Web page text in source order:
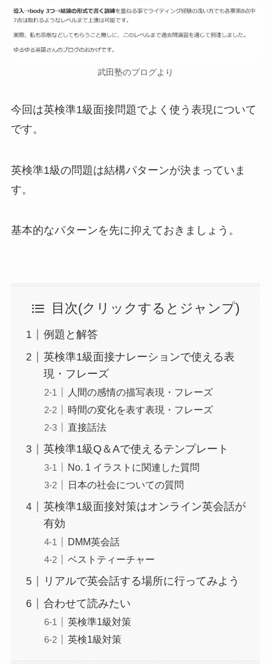
武田塾のブログより
今回は英検準1級面接問題でよく使う表現について
です。
英検準1級の問題は結構パターンが決まっていま
す。
基本的なパターンを先に抑えておきましょう。
目次(クリックするとジャンプ)
例題と解答
英検準1級面接ナレーションで使える表
現・フレーズ
人間の感情の描写表現・フレーズ
時間の変化を表す表現・フレーズ
直接話法
英検準1級Q＆Aで使えるテンプレート
No. 1 イラストに関連した質問
日本の社会についての質問
英検準1級面接対策はオンライン英会話が
有効
DMM英会話
ベストティーチャー
リアルで英会話する場所に行ってみよう
合わせて読みたい
英検準1級対策
英検1級対策